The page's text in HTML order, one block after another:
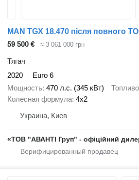
MAN TGX 18.470 після повного
59 500 €
≈ 3 061 000 грн
Тягач
2020
Euro 6
Мощность 470 л.с. (345 кВт) Топливо
Колесная формула 4x2
Украина, Киев